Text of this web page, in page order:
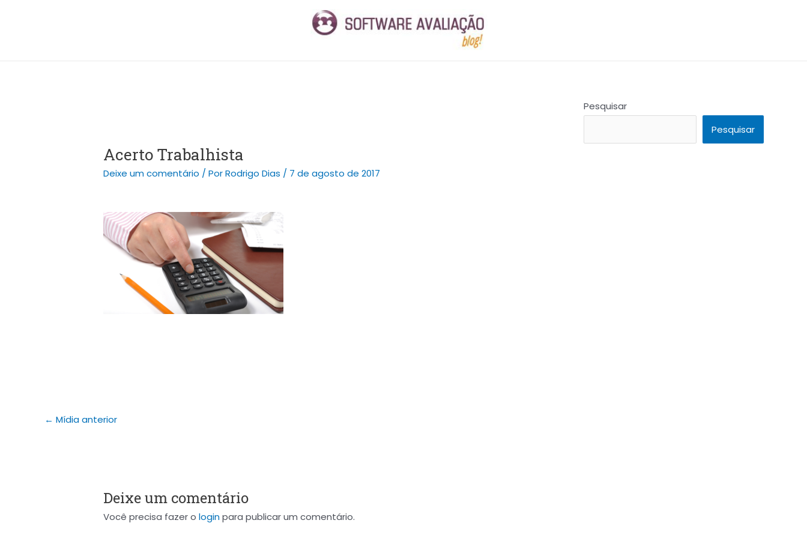
Acerto Trabalhista
Deixe um comentário / PorRodrigo Dias / 7 de agosto de 2017
← Mídia anterior
Deixe um comentário
Você precisa fazer ologinpara publicar um comentário.
Pesquisar
Pesquisar